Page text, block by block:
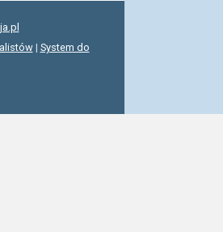
| System do